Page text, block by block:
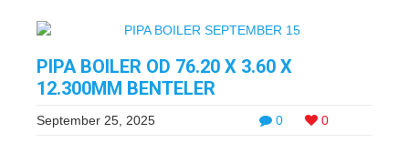
PIPA BOILER OD 76.20 X 3.60 X
12.300MM BENTELER
0 0
September 25, 2025